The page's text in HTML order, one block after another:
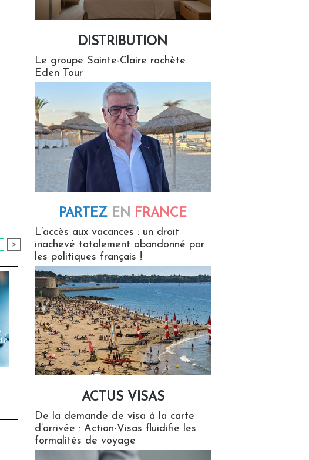
>
DISTRIBUTION
Le groupe Sainte-Claire rachète
Eden Tour
PARTEZ EN FRANCE
L’accès aux vacances : un droit
inachevé totalement abandonné par
les politiques français !
ACTUS VISAS
De la demande de visa à la carte
d’arrivée : Action-Visas fluidifie les
formalités de voyage